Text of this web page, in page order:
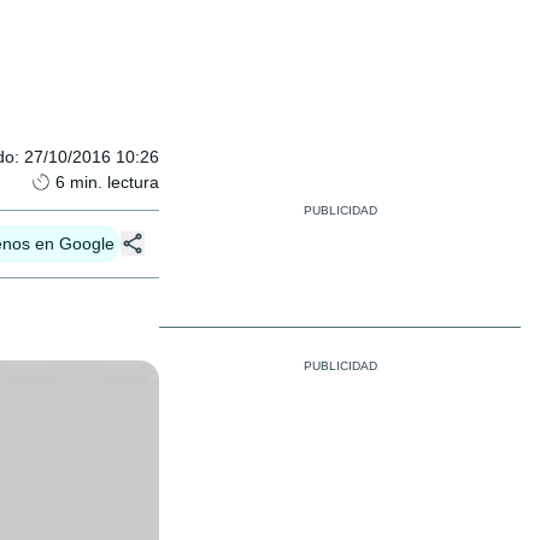
: 27/10/2016 10:26
6 min. lectura
en Google